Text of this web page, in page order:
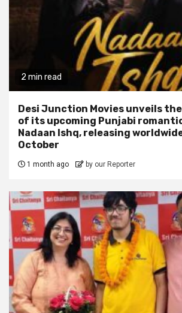
2 min read
Desi Junction Movies unveils
of its upcoming Punjabi
Nadaan Ishq, releasing
October
1 month ago by our Reporter